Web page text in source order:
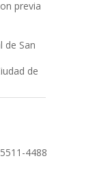
previa
de San
de
4488